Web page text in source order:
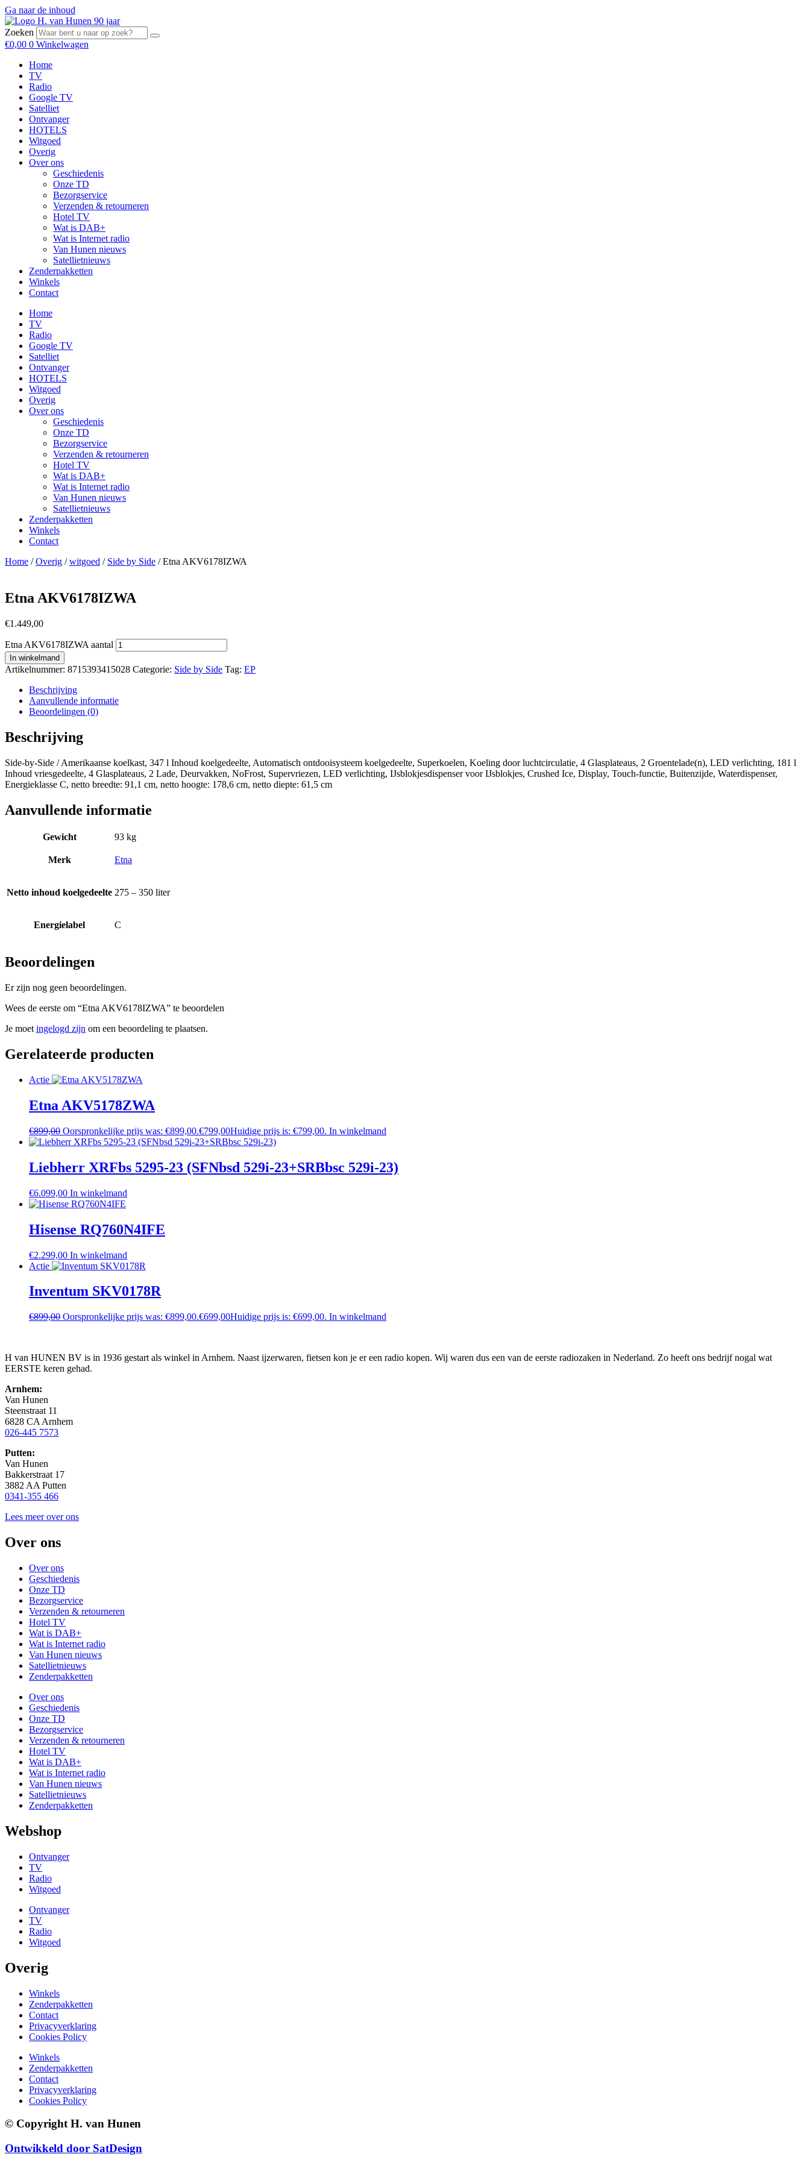
Ga naar de inhoud
Zoeken
€0,00 0 Winkelwagen
Home
TV
Radio
Google TV
Satelliet
Ontvanger
HOTELS
Witgoed
Overig
Over ons
Geschiedenis
Onze TD
Bezorgservice
Verzenden & retourneren
Hotel TV
Wat is DAB+
Wat is Internet radio
Van Hunen nieuws
Satellietnieuws
Zenderpakketten
Winkels
Contact
Home
TV
Radio
Google TV
Satelliet
Ontvanger
HOTELS
Witgoed
Overig
Over ons
Geschiedenis
Onze TD
Bezorgservice
Verzenden & retourneren
Hotel TV
Wat is DAB+
Wat is Internet radio
Van Hunen nieuws
Satellietnieuws
Zenderpakketten
Winkels
Contact
Home /Overig /witgoed / Side by Side / Etna AKV6178IZWA
Etna AKV6178IZWA
€1.449,00
Etna AKV6178IZWA aantal
In winkelmand
Artikelnummer: 8715393415028 Categorie: Side by Side Tag: EP
Beschrijving
Aanvullende informatie
Beoordelingen (0)
Beschrijving
Side-by-Side / Amerikaanse koelkast, 347 l Inhoud koelgedeelte, Automatisch ontdooisysteem koelgedeelte, Superkoelen, Koeling door luchtcirculatie, 4 Glasplateaus, 2 Groentelade(n), LED verlichting, 181 l
Inhoud vriesgedeelte, 4 Glasplateaus, 2 Lade, Deurvakken, NoFrost, Supervriezen, LED verlichting, IJsblokjesdispenser voor IJsblokjes, Crushed Ice, Display, Touch-functie, Buitenzijde, Waterdispenser,
Energieklasse C, netto breedte: 91,1 cm, netto hoogte: 178,6 cm, netto diepte: 61,5 cm
Aanvullende informatie
Gewicht 93 kg
Merk Etna
Netto inhoud koelgedeelte 275 – 350 liter
Energielabel C
Beoordelingen
Er zijn nog geen beoordelingen.
Wees de eerste om “Etna AKV6178IZWA” te beoordelen
Je moet ingelogd zijn om een beoordeling te plaatsen.
Gerelateerde producten
Actie
Etna AKV5178ZWA
€899,00 Oorspronkelijke prijs was: €899,00.€799,00Huidige prijs is: €799,00. In winkelmand
Liebherr XRFbs 5295-23 (SFNbsd 529i-23+SRBbsc 529i-23)
€6.099,00 In winkelmand
Hisense RQ760N4IFE
€2.299,00 In winkelmand
Actie
Inventum SKV0178R
€899,00 Oorspronkelijke prijs was: €899,00.€699,00Huidige prijs is: €699,00. In winkelmand
H van HUNEN BV is in 1936 gestart als winkel in Arnhem. Naast ijzerwaren, fietsen kon je er een radio kopen. Wij waren dus een van de eerste radiozaken in Nederland. Zo heeft ons bedrijf nogal wat
EERSTE keren gehad.
Arnhem:
Van Hunen
Steenstraat 11
6828 CA Arnhem
026-445 7573
Putten:
Van Hunen
Bakkerstraat 17
3882 AA Putten
0341-355 466
Lees meer over ons
Over ons
Over ons
Geschiedenis
Onze TD
Bezorgservice
Verzenden & retourneren
Hotel TV
Wat is DAB+
Wat is Internet radio
Van Hunen nieuws
Satellietnieuws
Zenderpakketten
Over ons
Geschiedenis
Onze TD
Bezorgservice
Verzenden & retourneren
Hotel TV
Wat is DAB+
Wat is Internet radio
Van Hunen nieuws
Satellietnieuws
Zenderpakketten
Webshop
Ontvanger
TV
Radio
Witgoed
Ontvanger
TV
Radio
Witgoed
Overig
Winkels
Zenderpakketten
Contact
Privacyverklaring
Cookies Policy
Winkels
Zenderpakketten
Contact
Privacyverklaring
Cookies Policy
© Copyright H. van Hunen
Ontwikkeld door SatDesign